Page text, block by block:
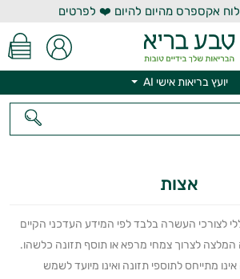
אקספרס מהיום להיום ❤️ לפרטים
יועץ בריאות אישי AI
אצות
לצורכי העשרה בלבד לפי המידע העדכני הקיים
המלצה לצרוך צמחי מרפא או תוסף תזונה כלשהו.
מתייחס לתוספי תזונה ואינו מיועד לשמש